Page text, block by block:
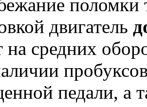
поломки
двигатель
средних
педали, а